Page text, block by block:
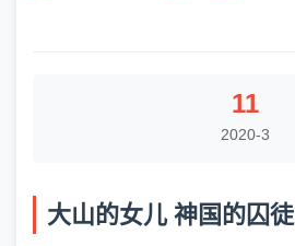
11
2020-3
大山的女儿 神国的囚徒